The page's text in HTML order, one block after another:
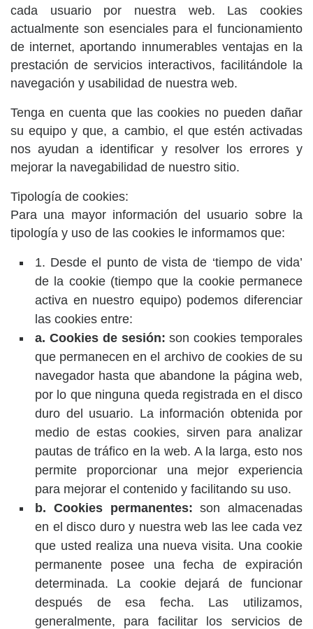
cada usuario por nuestra web. Las cookies
actualmente son esenciales para el funcionamiento
de internet, aportando innumerables ventajas en la
prestación de servicios interactivos, facilitándole la
navegación y usabilidad de nuestra web.
Tenga en cuenta que las cookies no pueden dañar
su equipo y que, a cambio, el que estén activadas
nos ayudan a identificar y resolver los errores y
mejorar la navegabilidad de nuestro sitio.
Tipología de cookies:
Para una mayor información del usuario sobre la
tipología y uso de las cookies le informamos que:
1. Desde el punto de vista de ‘tiempo de vida’
de la cookie (tiempo que la cookie permanece
activa en nuestro equipo) podemos diferenciar
las cookies entre:
a. Cookies de sesión: son cookies temporales
que permanecen en el archivo de cookies de su
navegador hasta que abandone la página web,
por lo que ninguna queda registrada en el disco
duro del usuario. La información obtenida por
medio de estas cookies, sirven para analizar
pautas de tráfico en la web. A la larga, esto nos
permite proporcionar una mejor experiencia
para mejorar el contenido y facilitando su uso.
b. Cookies permanentes: son almacenadas
en el disco duro y nuestra web las lee cada vez
que usted realiza una nueva visita. Una cookie
permanente posee una fecha de expiración
determinada. La cookie dejará de funcionar
después de esa fecha. Las utilizamos,
generalmente, para facilitar los servicios de